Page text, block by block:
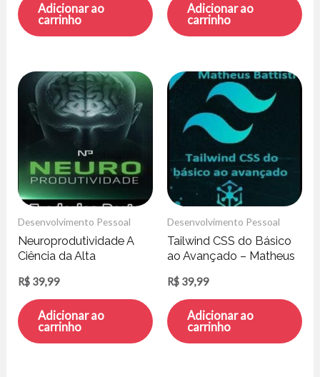
Adicionar ao
carrinho
Adicionar ao
carrinho
Desenvolvimento Pessoal
Neuroprodutividade A
Ciência da Alta
Porto
R$ 39,99
Adicionar ao
carrinho
Desenvolvimento Pessoal
Tailwind CSS do Básico
ao Avançado – Matheus
R$ 39,99
Adicionar ao
carrinho